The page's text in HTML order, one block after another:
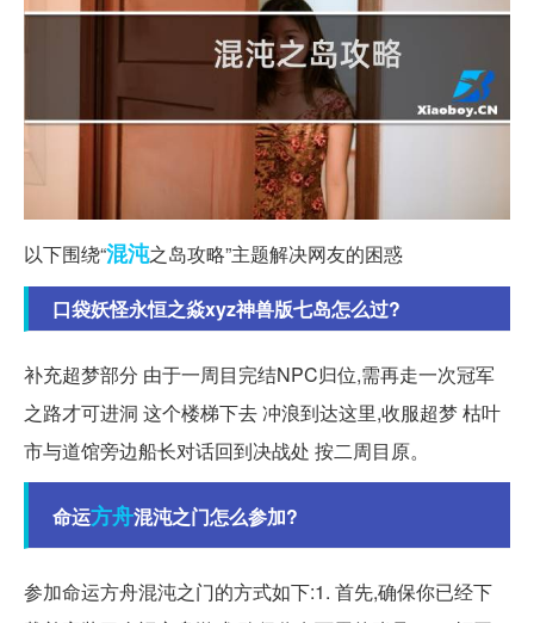
以下围绕“混沌之岛攻略”主题解决网友的困惑
口袋妖怪永恒之焱xyz神兽版七岛怎么过?
补充超梦部分 由于一周目完结NPC归位,需再走一次冠军
之路才可进洞 这个楼梯下去 冲浪到达这里,收服超梦 枯叶
市与道馆旁边船长对话回到决战处 按二周目原。
命运方舟混沌之门怎么参加?
参加命运方舟混沌之门的方式如下:1. 首先,确保你已经下